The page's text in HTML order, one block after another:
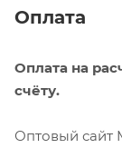
Оплата
Оплата на
счёту.
Оптовый сайт